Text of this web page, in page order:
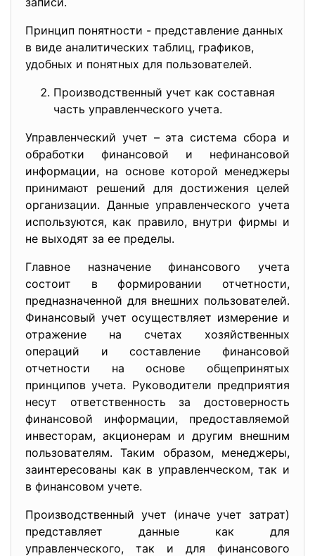
Принцип понятности - представление данных
в виде аналитических таблиц, графиков,
удобных и понятных для пользователей.
Производственный учет как составная
часть управленческого учета.
Управленческий учет – эта система сбора и
обработки финансовой и нефинансовой
информации, на основе которой менеджеры
принимают решений для достижения целей
организации. Данные управленческого учета
используются, как правило, внутри фирмы и
не выходят за ее пределы.
Главное назначение финансового учета
состоит в формировании отчетности,
предназначенной для внешних пользователей.
Финансовый учет осуществляет измерение и
отражение на счетах хозяйственных
операций и составление финансовой
отчетности на основе общепринятых
принципов учета. Руководители предприятия
несут ответственность за достоверность
финансовой информации, предоставляемой
инвесторам, акционерам и другим внешним
пользователям. Таким образом, менеджеры,
заинтересованы как в управленческом, так и
в финансовом учете.
Производственный учет (иначе учет затрат)
представляет данные как для
управленческого, так и для финансового